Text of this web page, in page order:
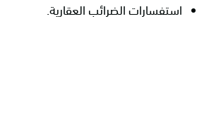
استفسارات الضرائب العقارية.